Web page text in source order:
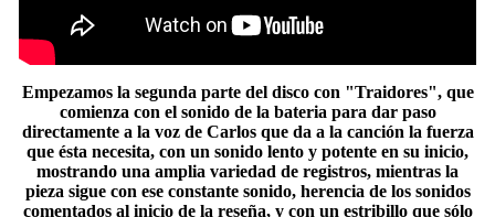
Empezamos la segunda parte del disco con "Traidores", que
comienza con el sonido de la bateria para dar paso
directamente a la voz de Carlos que da a la canción la fuerza
que ésta necesita, con un sonido lento y potente en su inicio,
mostrando una amplia variedad de registros, mientras la
pieza sigue con ese constante sonido, herencia de los sonidos
comentados al inicio de la reseña, y con un estribillo que sólo